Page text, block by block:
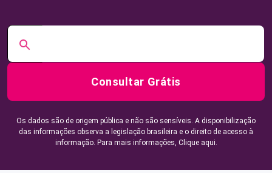
Consultar Grátis
Os dados são de origem pública e não são sensíveis. A disponibilização
das informações observa a legislação brasileira e o direito de acesso à
informação. Para mais informações, Clique aqui.